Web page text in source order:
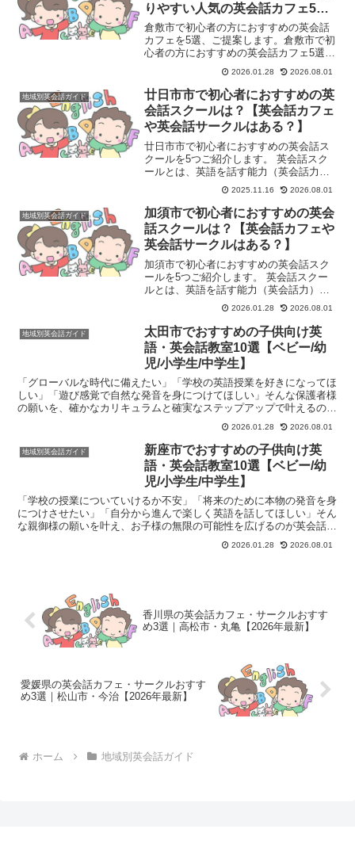
りやすい人気の英会話カフェ5
選】
倉敷市で初心者の方におすすめの英会話
カフェを5選、ご提案します。倉敷市で初
心者の方におすすめの英会話カフェ5選1.
英会話カフェ リンク（Link）2. ECC外語
学院 倉敷駅前校（英会話カフェ形式のイ
ベントがある場合）3. AEON（イー...
2026.01.28 2026.08.01
地域別英会話ガイド
廿日市市で初心者におすすめの英
会話スクールは？【英会話カフェ
や英会話サークルはある？】
廿日市市で初心者におすすめの英会話ス
クールを5つご紹介します。 英会話スク
ールとは、英語を話す能力（英会話力）
を習得することを目的とした学習塾や教
育機関のことです。主に、英語でのコミ
ュニケーション能力を高めたいと考える
人々（学生、社会人、シ...
2025.11.16 2026.08.01
地域別英会話ガイド
加須市で初心者におすすめの英会
話スクールは？【英会話カフェや
英会話サークルはある？】
加須市で初心者におすすめの英会話スク
ールを5つご紹介します。 英会話スクー
ルとは、英語を話す能力（英会話力）を
習得することを目的とした学習塾や教育
機関のことです。主に、英語でのコミュ
ニケーション能力を高めたいと考える
人々（学生、社会人、シニ...
2026.01.28 2026.08.01
地域別英会話ガイド
太田市でおすすめの子供向け英
語・英会話教室10選【ベビー/幼
児/小学生/中学生】
「グローバルな時代に備えたい」「学校の英語授業を好きになってほ
しい」「遊び感覚で自然な発音を身につけてほしい」そんな保護者様
の願いを、確かなカリキュラムと確実なステップアップで叶えるのが
子供向け英語・英会話教室です。群馬県内でも有数の教育熱...
2026.01.28 2026.08.01
地域別英会話ガイド
新座市でおすすめの子供向け英
語・英会話教室10選【ベビー/幼
児/小学生/中学生】
「学校の授業についていけるか不安」「将来のために本物の発音を身
につけさせたい」「自分から進んで楽しく英語を話してほしい」そん
な親御様の願いを叶え、お子様の無限の可能性を広げるのが英会話教
室です。埼玉県新座市には、教育熱心なファミリー層から信...
2026.01.28 2026.08.01
香川県の英会話カフェ・サークルおすす
め3選｜高松市・丸亀【2026年最新】
愛媛県の英会話カフェ・サークルおすす
め3選｜松山市・今治【2026年最新】
ホーム 地域別英会話ガイド